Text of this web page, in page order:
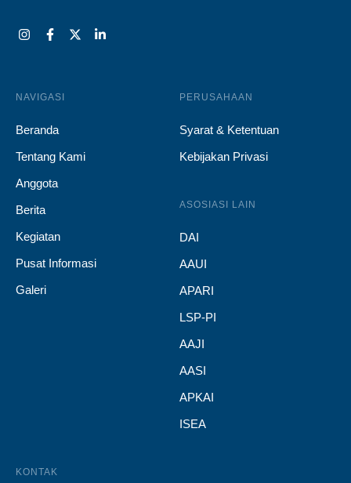
NAVIGASI
Beranda
Tentang Kami
Anggota
Berita
Kegiatan
Pusat Informasi
Galeri
PERUSAHAAN
Syarat & Ketentuan
Kebijakan Privasi
ASOSIASI LAIN
DAI
AAUI
APARI
LSP-PI
AAJI
AASI
APKAI
ISEA
KONTAK